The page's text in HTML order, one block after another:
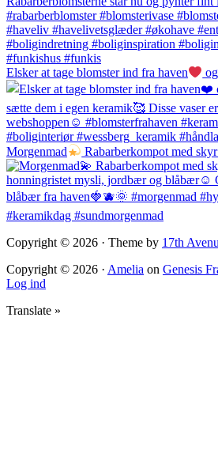
Elsker at tage blomster ind fra haven
Morgenmad Rabarberkompot med
Copyright © 2026 · Theme by 17th
Copyright © 2026 · Amelia on Genesis
Log ind
Translate »